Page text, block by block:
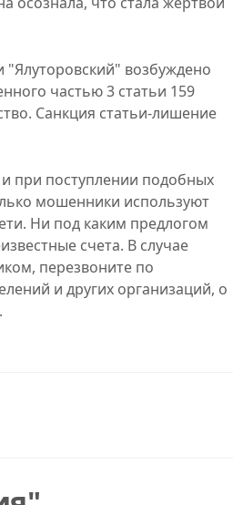
возбуждено
частью 3 статьи 159
Санкция статьи-лишение
при поступлении подобных
мошенники используют
Ни под каким предлогом
счета. В случае
перезвоните по
и других организаций, о